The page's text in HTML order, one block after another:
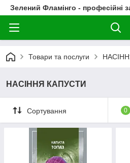
Зелений Фламінго - професійні
Товари та послуги
НАСІННЯ КАПУСТИ
Сортування 0